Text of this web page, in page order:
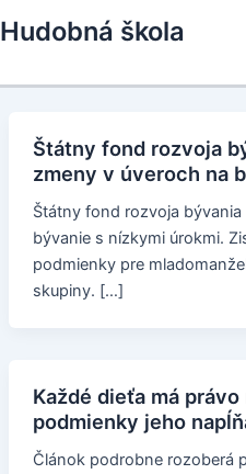
to
Hudobná škola
Štátny fond rozvoja
zmeny v úveroch na
Štátny fond rozvoja bývania
bývanie s nízkymi úrokmi.
podmienky pre
skupiny. […]
Každé dieťa má
podmienky jeho
Článok podrobne rozoberá